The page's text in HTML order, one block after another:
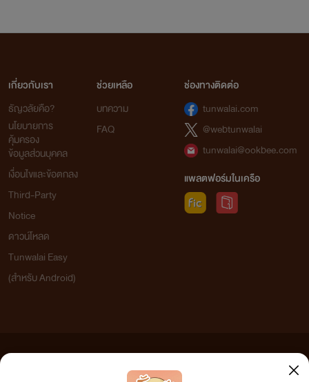
เกี่ยวกับเรา
ธัญวลัยคือ?
นโยบายการ
คุ้มครอง
ข้อมูลส่วนบุคคล
เงื่อนไขและข้อตกลง
Third-Party
Notice
ดาวน์โหลด
Tunwalai Easy
(สำหรับ Android)
ช่วยเหลือ
บทความ
FAQ
ช่องทางติดต่อ
tunwalai.com
@webtunwalai
tunwalai@ookbee.com
แพลตฟอร์มในเครือ
เว็บไซต์แห่งนี้ไม่ได้เห็นด้วยและไม่ขอรับผิดชอบต่อข้อความใดๆ ทั้งสิ้น ดังนั้นผู้อ่านทุกท่านโปรดใช้